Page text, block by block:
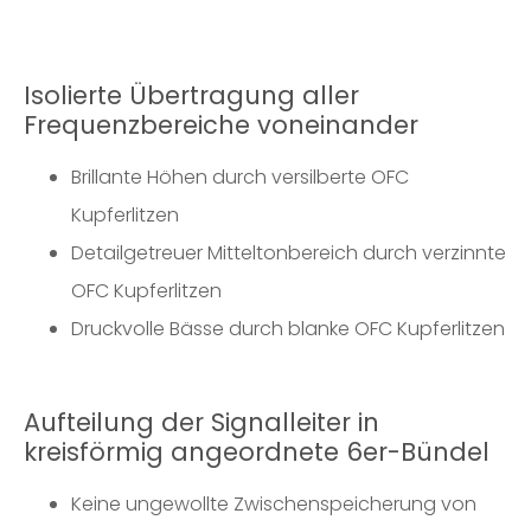
Isolierte Übertragung aller
Frequenzbereiche voneinander
Brillante Höhen durch versilberte OFC
Kupferlitzen
Detailgetreuer Mitteltonbereich durch verzinnte
OFC Kupferlitzen
Druckvolle Bässe durch blanke OFC Kupferlitzen
Aufteilung der Signalleiter in
kreisförmig angeordnete 6er-Bündel
Keine ungewollte Zwischenspeicherung von